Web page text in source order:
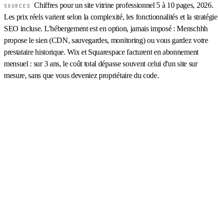
SOURCESChiffres pour un site vitrine professionnel 5 à 10 pages, 2026.
Les prix réels varient selon la complexité, les fonctionnalités et la stratégie
SEO incluse. L'hébergement est en option, jamais imposé : Menschhh
propose le sien (CDN, sauvegardes, monitoring) ou vous gardez votre
prestataire historique. Wix et Squarespace facturent en abonnement
mensuel : sur 3 ans, le coût total dépasse souvent celui d'un site sur
mesure, sans que vous deveniez propriétaire du code.